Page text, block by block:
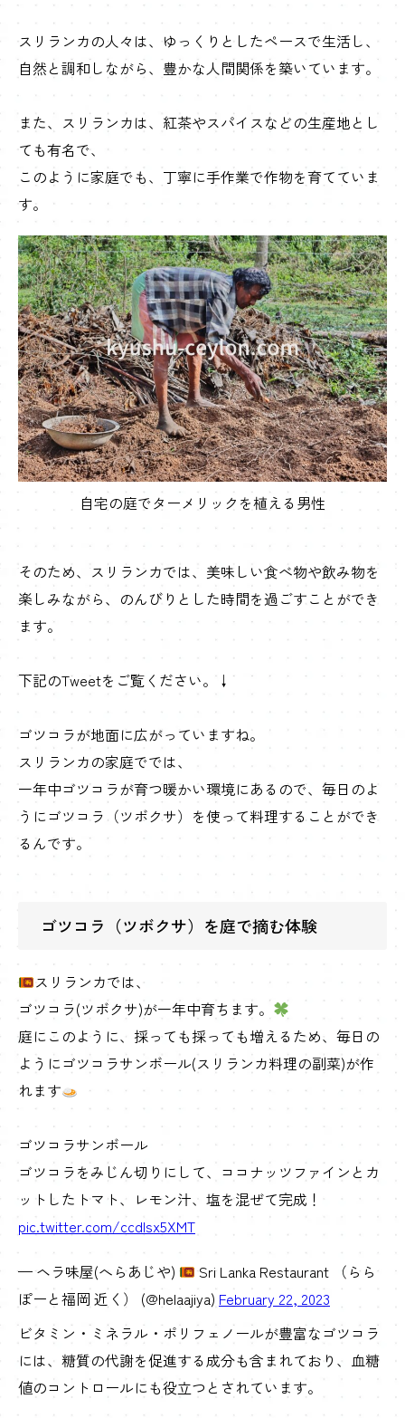
スリランカの人々は、ゆっくりとしたペースで生活し、
自然と調和しながら、豊かな人間関係を築いています。
また、スリランカは、紅茶やスパイスなどの生産地とし
ても有名で、
このように家庭でも、丁寧に手作業で作物を育てていま
す。
自宅の庭でターメリックを植える男性
そのため、スリランカでは、美味しい食べ物や飲み物を
楽しみながら、のんびりとした時間を過ごすことができ
ます。
下記のTweetをご覧ください。↓
ゴツコラが地面に広がっていますね。
スリランカの家庭ででは、
一年中ゴツコラが育つ暖かい環境にあるので、毎日のよ
うにゴツコラ（ツボクサ）を使って料理することができ
るんです。
ゴツコラ（ツボクサ）を庭で摘む体験
スリランカでは、
ゴツコラ(ツボクサ)が一年中育ちます。
庭にこのように、採っても採っても増えるため、毎日の
ようにゴツコラサンボール(スリランカ料理の副菜)が作
れます
ゴツコラサンボール
ゴツコラをみじん切りにして、ココナッツファインとカ
ットしたトマト、レモン汁、塩を混ぜて完成！
pic.twitter.com/ccdlsx5XMT
— ヘラ味屋(へらあじや)
Sri Lanka Restaurant （らら
ぽーと福岡 近く） (@helaajiya) February 22, 2023
ビタミン・ミネラル・ポリフェノールが豊富なゴツコラ
には、糖質の代謝を促進する成分も含まれており、血糖
値のコントロールにも役立つとされています。